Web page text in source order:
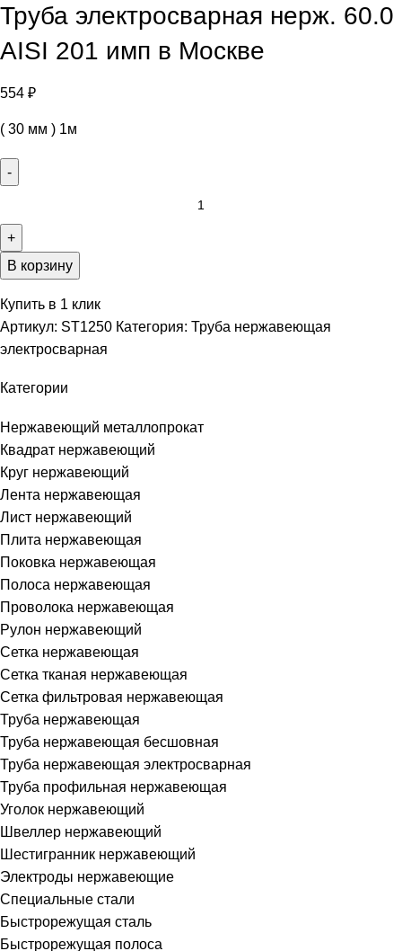
Категории
Нержавеющий металлопрокат
Квадрат нержавеющий
Круг нержавеющий
Лента нержавеющая
Лист нержавеющий
Плита нержавеющая
Поковка нержавеющая
Полоса нержавеющая
Проволока нержавеющая
Рулон нержавеющий
Сетка нержавеющая
Сетка тканая нержавеющая
Сетка фильтровая нержавеющая
Труба нержавеющая
Труба нержавеющая бесшовная
Труба нержавеющая электросварная
Труба профильная нержавеющая
Уголок нержавеющий
Швеллер нержавеющий
Шестигранник нержавеющий
Электроды нержавеющие
Специальные стали
Быстрорежущая сталь
Быстрорежущая полоса
Труба электросварная нерж. 60.0
AISI 201 имп в Москве
554 ₽
( 30 мм ) 1м
В корзину
Купить в 1 клик
Артикул: ST1250 Категория: Труба нержавеющая
электросварная